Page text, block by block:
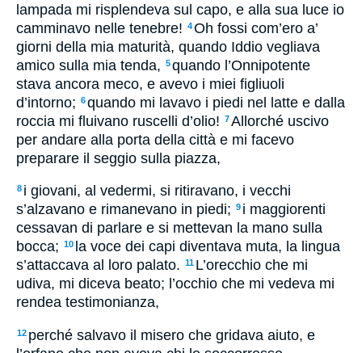
lampada mi risplendeva sul capo, e alla sua luce io
camminavo nelle tenebre! 4Oh fossi com’ero a’
giorni della mia maturità, quando Iddio vegliava
amico sulla mia tenda, 5quando l’Onnipotente
stava ancora meco, e avevo i miei figliuoli
d’intorno; 6quando mi lavavo i piedi nel latte e dalla
roccia mi fluivano ruscelli d’olio! 7Allorché uscivo
per andare alla porta della città e mi facevo
preparare il seggio sulla piazza,
8 i giovani, al vedermi, si ritiravano, i vecchi
s’alzavano e rimanevano in piedi; 9 i maggiorenti
cessavan di parlare e si mettevan la mano sulla
bocca; 10 la voce dei capi diventava muta, la lingua
s’attaccava al loro palato. 11 L’orecchio che mi
udiva, mi diceva beato; l’occhio che mi vedeva mi
rendea testimonianza,
12 perché salvavo il misero che gridava aiuto, e